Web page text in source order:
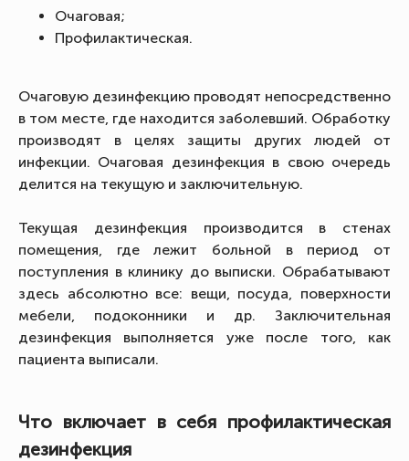
Очаговая;
Профилактическая.
Очаговую дезинфекцию проводят непосредственно
в том месте, где находится заболевший. Обработку
производят в целях защиты других людей от
инфекции. Очаговая дезинфекция в свою очередь
делится на текущую и заключительную.
Текущая дезинфекция производится в стенах
помещения, где лежит больной в период от
поступления в клинику до выписки. Обрабатывают
здесь абсолютно все: вещи, посуда, поверхности
мебели, подоконники и др. Заключительная
дезинфекция выполняется уже после того, как
пациента выписали.
Что включает в себя профилактическая
дезинфекция